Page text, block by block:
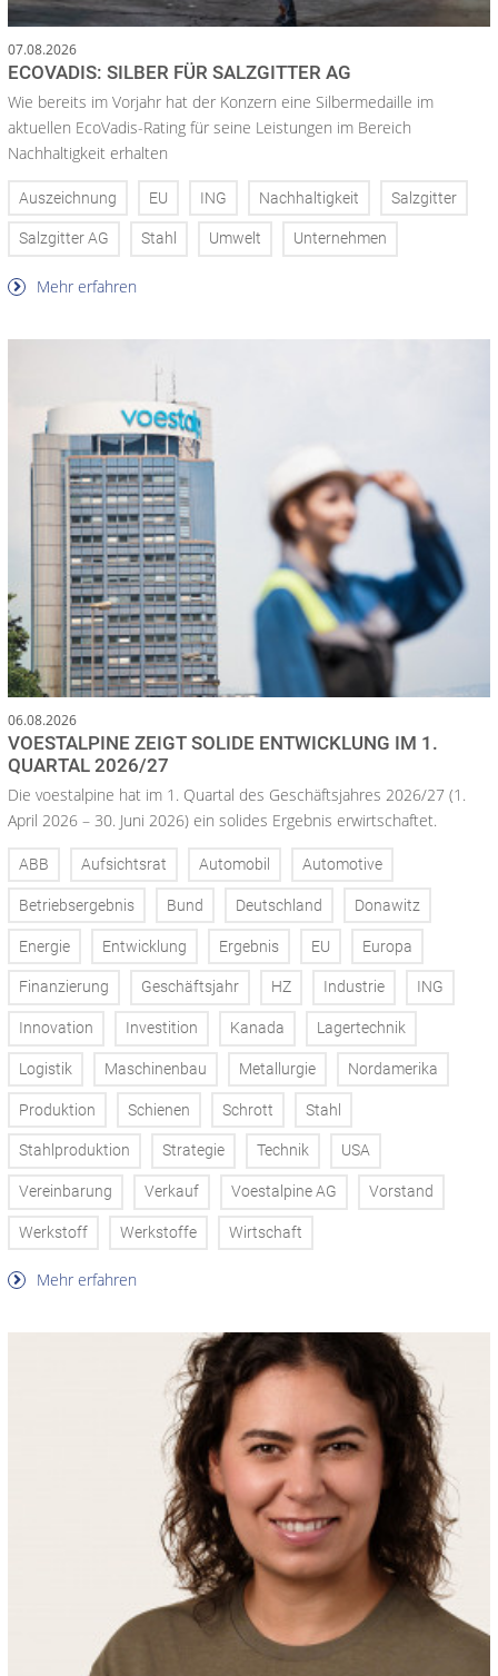
07.08.2026
ECOVADIS: SILBER FÜR SALZGITTER AG
Wie bereits im Vorjahr hat der Konzern eine Silbermedaille im
aktuellen EcoVadis-Rating für seine Leistungen im Bereich
Nachhaltigkeit erhalten
Auszeichnung EU ING Nachhaltigkeit Salzgitter
Salzgitter AG Stahl Umwelt Unternehmen
Mehr erfahren
06.08.2026
VOESTALPINE ZEIGT SOLIDE ENTWICKLUNG IM 1.
QUARTAL 2026/27
Die voestalpine hat im 1. Quartal des Geschäftsjahres 2026/27 (1.
April 2026 – 30. Juni 2026) ein solides Ergebnis erwirtschaftet.
ABB Aufsichtsrat Automobil Automotive
Betriebsergebnis Bund Deutschland Donawitz
Energie Entwicklung Ergebnis EU Europa
Finanzierung Geschäftsjahr HZ Industrie ING
Innovation Investition Kanada Lagertechnik
Logistik Maschinenbau Metallurgie Nordamerika
Produktion Schienen Schrott Stahl
Stahlproduktion Strategie Technik USA
Vereinbarung Verkauf Voestalpine AG Vorstand
Werkstoff Werkstoffe Wirtschaft
Mehr erfahren